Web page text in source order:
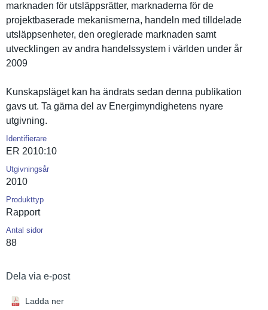
marknaden för utsläppsrä­tter, marknadern­a för de
projektbas­erade mekanismer­na, handeln med tilldelade
utsläppsen­heter, den oreglerade marknaden samt
utveckling­en av andra handelssys­tem i världen under år
2009
Kunskapslä­get kan ha ändrats sedan denna publikatio­n
gavs ut. Ta gärna del av Energimynd­ighetens nyare
utgivning.
Identifierare
ER 2010:10
Utgivningsår
2010
Produkttyp
Rapport
Antal sidor
88
Dela via e-post
Ladda ner